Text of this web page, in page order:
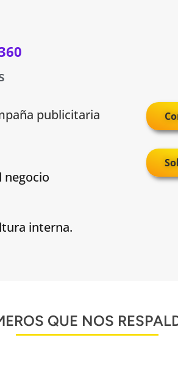
publicitaria
negocio
interna.
QUE NOS